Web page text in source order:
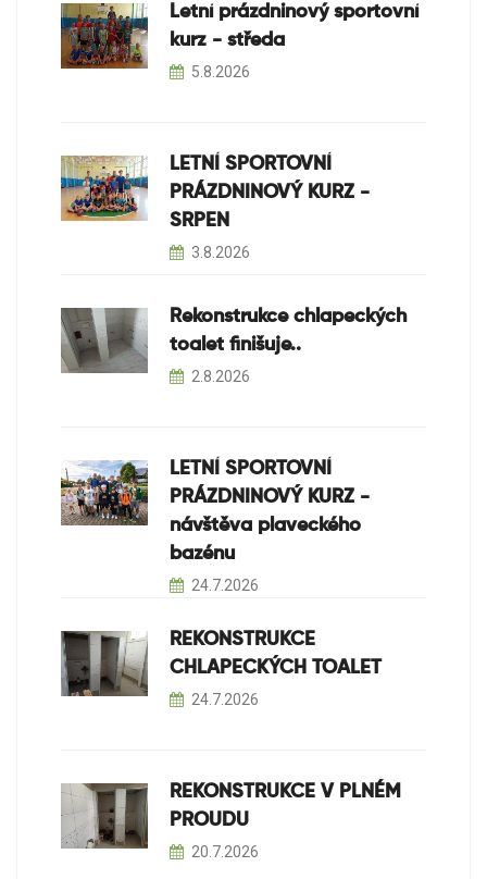
Letní prázdninový sportovní
kurz - středa
5.8.2026
LETNÍ SPORTOVNÍ
PRÁZDNINOVÝ KURZ -
SRPEN
3.8.2026
Rekonstrukce chlapeckých
toalet finišuje..
2.8.2026
LETNÍ SPORTOVNÍ
PRÁZDNINOVÝ KURZ -
návštěva plaveckého
bazénu
24.7.2026
REKONSTRUKCE
CHLAPECKÝCH TOALET
24.7.2026
REKONSTRUKCE V PLNÉM
PROUDU
20.7.2026